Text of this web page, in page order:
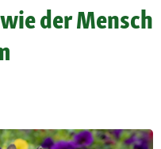
der Mensch